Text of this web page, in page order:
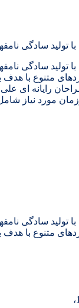
تولید سادگی
تولید سادگی
متنوع با
رایانه ای
مورد نیاز
تولید سادگی
متنوع با